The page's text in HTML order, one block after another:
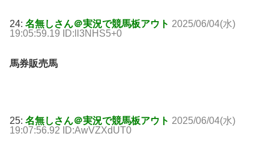
24: 名無しさん＠実況で競馬板アウト 2025/06/04(水)
19:05:59.19 ID:ll3NHS5+0
馬券販売馬
25: 名無しさん＠実況で競馬板アウト 2025/06/04(水)
19:07:56.92 ID:AwVZXdUT0